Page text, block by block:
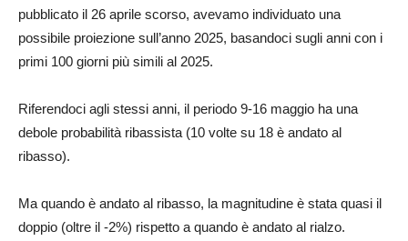
pubblicato il 26 aprile scorso, avevamo individuato una
possibile proiezione sull’anno 2025, basandoci sugli anni con i
primi 100 giorni più simili al 2025.
Riferendoci agli stessi anni, il periodo 9-16 maggio ha una
debole probabilità ribassista (10 volte su 18 è andato al
ribasso).
Ma quando è andato al ribasso, la magnitudine è stata quasi il
doppio (oltre il -2%) rispetto a quando è andato al rialzo.